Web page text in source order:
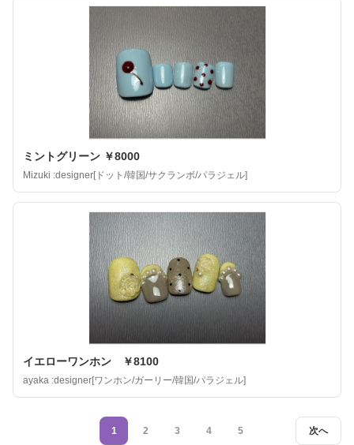
ミントグリーン ￥8000
Mizuki :designer[ドット/韓国/サクランボ/パラジェル]
イエローワンホン ￥8100
ayaka :designer[ワンホン/ガーリー/韓国/パラジェル]
次へ
1 2 3 4 5